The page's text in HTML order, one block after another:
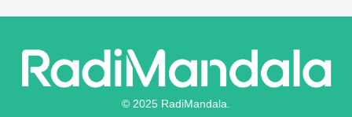
© 2025 RadiMandala.